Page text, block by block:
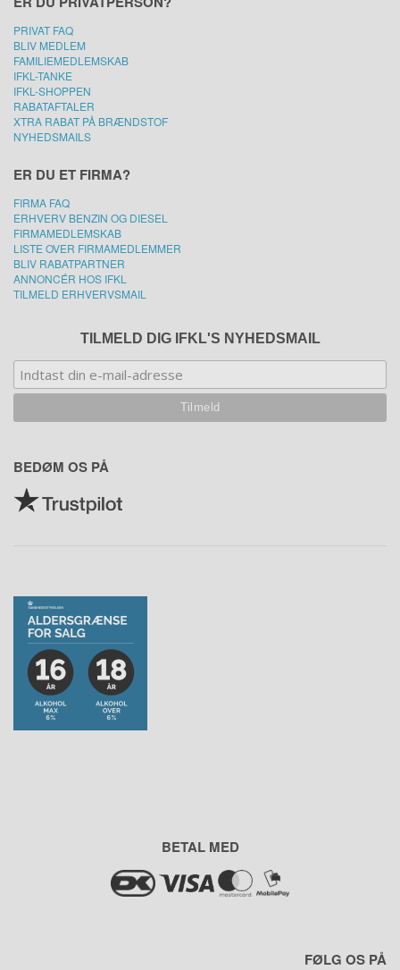
PRIVAT FAQ
BLIV MEDLEM
FAMILIEMEDLEMSKAB
IFKL-TANKE
IFKL-SHOPPEN
RABATAFTALER
XTRA RABAT PÅ BRÆNDSTOF
NYHEDSMAILS
ER DU ET FIRMA?
FIRMA FAQ
ERHVERV BENZIN OG DIESEL
FIRMAMEDLEMSKAB
LISTE OVER FIRMAMEDLEMMER
BLIV RABATPARTNER
ANNONCÉR HOS IFKL
TILMELD ERHVERVSMAIL
TILMELD DIG IFKL'S NYHEDSMAIL
BEDØM OS PÅ
BETAL MED
FØLG OS PÅ